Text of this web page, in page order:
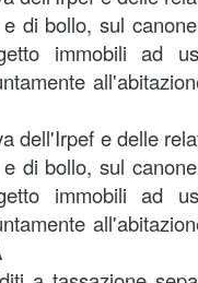
di bollo, sul
immobili ad
dell'Irpef e delle
di bollo, sul
immobili ad